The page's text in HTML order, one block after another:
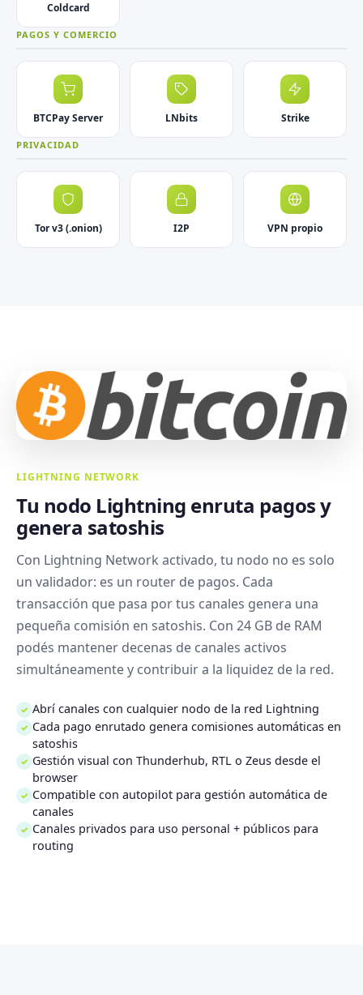
Coldcard
PAGOS Y COMERCIO
BTCPay Server LNbits Strike
PRIVACIDAD
Tor v3 (.onion) I2P VPN propio
LIGHTNING NETWORK
Tu nodo Lightning enruta pagos y
genera satoshis
Con Lightning Network activado, tu nodo no es solo
un validador: es un router de pagos. Cada
transacción que pasa por tus canales genera una
pequeña comisión en satoshis. Con 24 GB de RAM
podés mantener decenas de canales activos
simultáneamente y contribuir a la liquidez de la red.
✓ Abrí canales con cualquier nodo de la red Lightning
✓ Cada pago enrutado genera comisiones automáticas en
satoshis
✓ Gestión visual con Thunderhub, RTL o Zeus desde el
browser
✓ Compatible con autopilot para gestión automática de
canales
✓ Canales privados para uso personal + públicos para
routing